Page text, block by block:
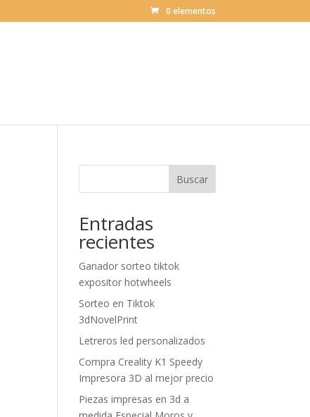
0 elementos
Buscar
Entradas
recientes
Ganador sorteo tiktok
expositor hotwheels
Sorteo en Tiktok
3dNovelPrint
Letreros led personalizados
Compra Creality K1 Speedy
Impresora 3D al mejor precio
Piezas impresas en 3d a